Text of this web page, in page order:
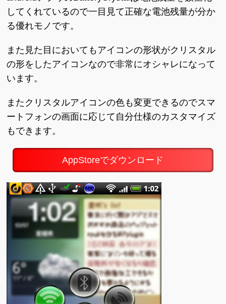
してくれているので一目見て正確な電池残量が分か
る優れモノです。
また見た目においてもアイコンの形状がクリスタル
の形をしたアイコンなので非常にオシャレになって
います。
またクリスタルアイコンの色も変更できるのでスマ
ートフォンの画面に応じて自分仕様のカスタマイズ
もできます。
AppStoreでダウンロード